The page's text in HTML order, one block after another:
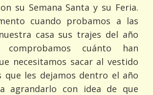
su Semana Santa y su Feria.
cuando probamos a las
casa sus trajes del año
comprobamos cuánto han
necesitamos sacar al vestido
que les dejamos dentro el año
agrandarlo con idea de que